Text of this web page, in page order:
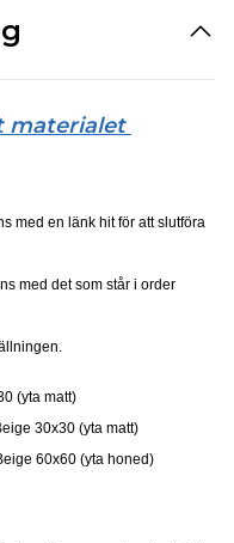
materialet
med en länk hit för att slutföra
med det som står i order
(yta matt)
30x30 (yta matt)
60x60 (yta honed)